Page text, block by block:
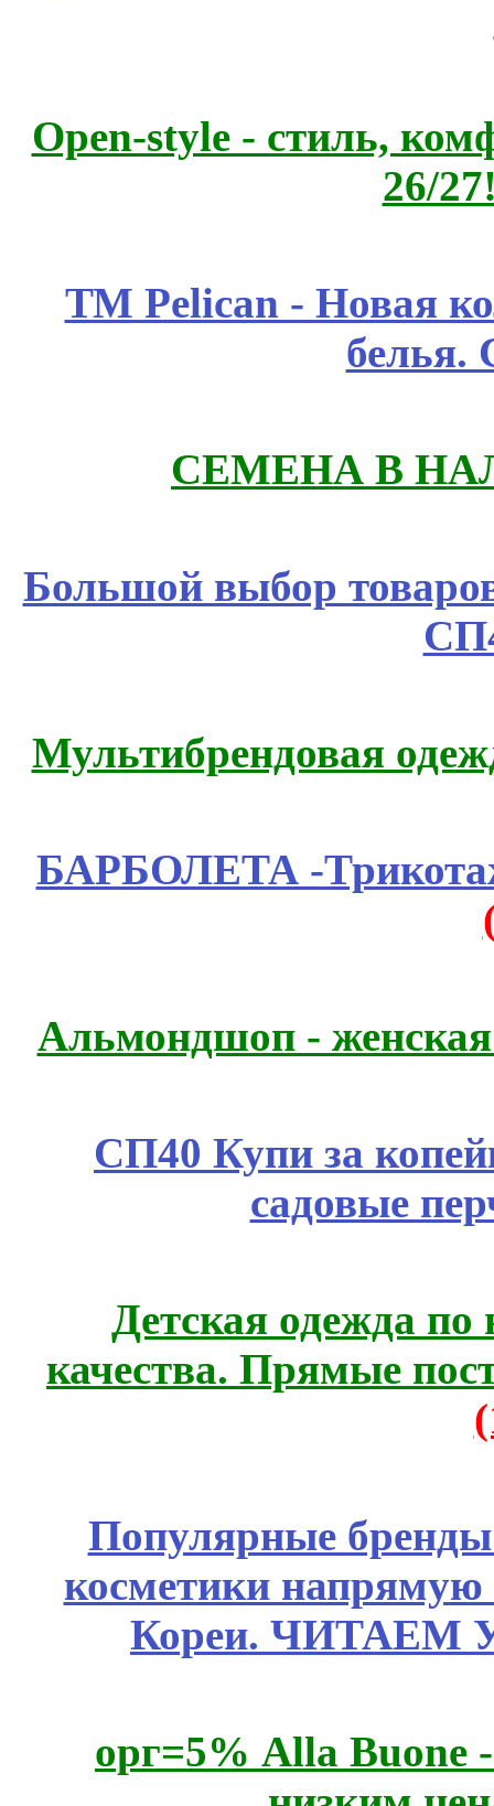
Open-style - стиль,
26/
ТМ Pelican - Новая
белья.
СЕМЕНА В
Большой выбор
Мультибрендовая
БАРБОЛЕТА -
Альмондшоп -
СП40 Купи за
садовые
Детская одежда
качества. Прямые
Популярные
косметики
Кореи. ЧИТАЕМ
орг=5% Alla Buone